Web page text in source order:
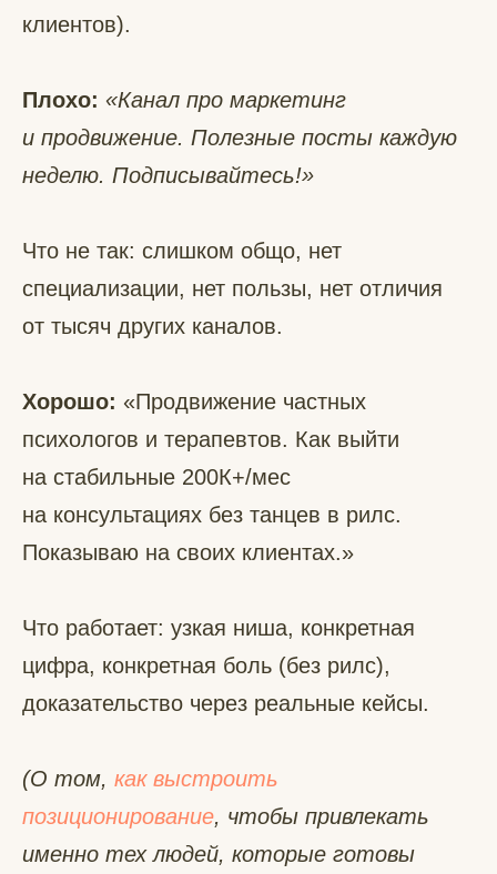
клиентов).
Плохо: «Канал про маркетинг
и продвижение. Полезные посты каждую
неделю. Подписывайтесь!»
Что не так: слишком общо, нет
специализации, нет пользы, нет отличия
от тысяч других каналов.
Хорошо: «Продвижение частных
психологов и терапевтов. Как выйти
на стабильные 200К+/мес
на консультациях без танцев в рилс.
Показываю на своих клиентах.»
Что работает: узкая ниша, конкретная
цифра, конкретная боль (без рилс),
доказательство через реальные кейсы.
(О том, как выстроить
позиционирование, чтобы привлекать
именно тех людей, которые готовы